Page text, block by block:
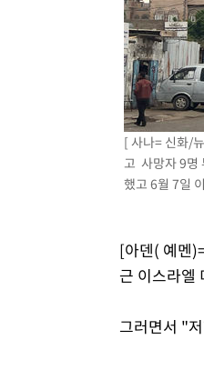
"韓 외환시장 개입 관
'월드컵 탈락 후폭풍'
서울 낮 37.9도, 올
[속보]종합특검, 대검
[속보]코스닥, 800p
[속보]코스피,
[속보]원·달러 환율,
"여기 떨어졌다"…다
내일까지 39도 '펄
[ 사나= 신화/
고 사망자 9명
했고 6월 7일
[아덴( 예멘
근 이스라엘
그러면서 "